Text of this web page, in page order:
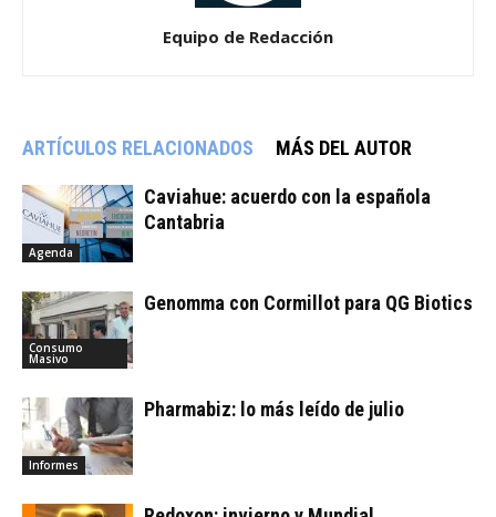
Equipo de Redacción
ARTÍCULOS RELACIONADOS MÁS DEL AUTOR
Agenda
Caviahue: acuerdo con la española
Cantabria
Consumo
Masivo
Genomma con Cormillot para QG Biotics
Informes
Pharmabiz: lo más leído de julio